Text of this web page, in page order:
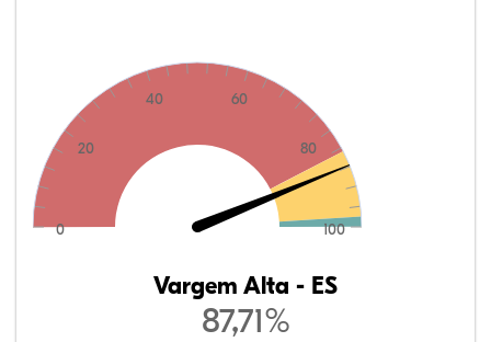
0
20
40 60
80
100
Vargem Alta - ES
87,71%